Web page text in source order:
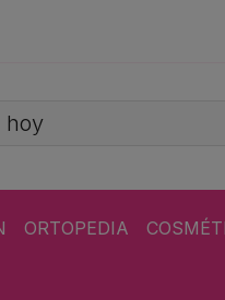
ORTOPEDIA